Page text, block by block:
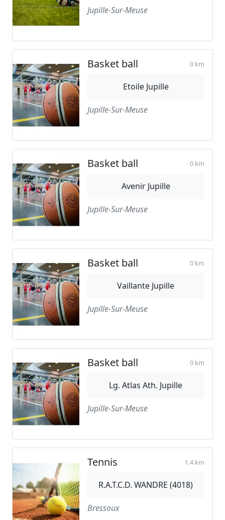
Jupille-Sur-Meuse
Basket ball 0 km
Etoile Jupille
Jupille-Sur-Meuse
Basket ball 0 km
Avenir Jupille
Jupille-Sur-Meuse
Basket ball 0 km
Vaillante Jupille
Jupille-Sur-Meuse
Basket ball 0 km
Lg. Atlas Ath. Jupille
Jupille-Sur-Meuse
Tennis 1.4 km
R.A.T.C.D. WANDRE (4018)
Bressoux